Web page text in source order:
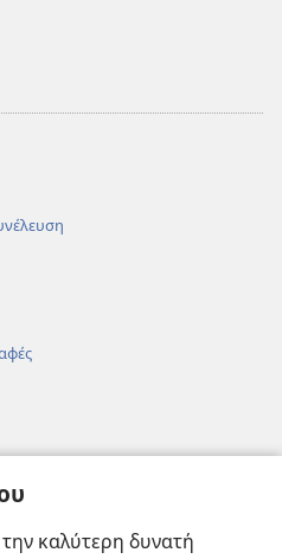
καλύτερη δυνατή
Φορείς και ΜΜΕ